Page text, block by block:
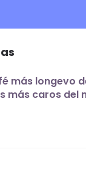
más longevo
más caros del